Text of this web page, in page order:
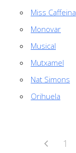
Miss Caffeina
Monovar
Musical
Mutxamel
Nat Simons
Orihuela
1